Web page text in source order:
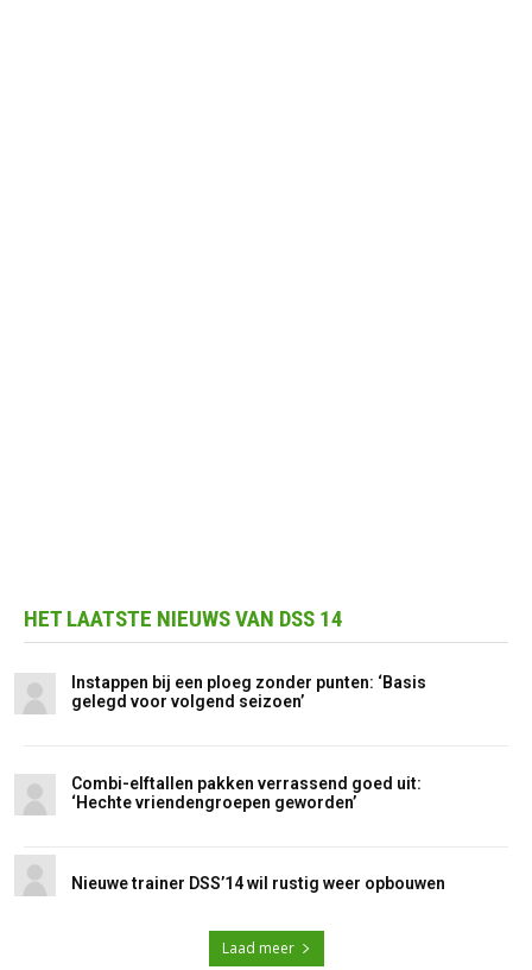
HET LAATSTE NIEUWS VAN DSS 14
Instappen bij een ploeg zonder punten: ‘Basis
gelegd voor volgend seizoen’
Combi-elftallen pakken verrassend goed uit:
‘Hechte vriendengroepen geworden’
Nieuwe trainer DSS’14 wil rustig weer opbouwen
Laad meer